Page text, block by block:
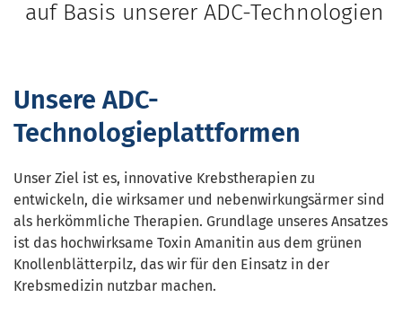
auf Basis unserer ADC-Technologien
Unsere ADC-
Technologieplattformen
Unser Ziel ist es, innovative Krebstherapien zu
entwickeln, die wirksamer und nebenwirkungsärmer sind
als herkömmliche Therapien. Grundlage unseres Ansatzes
ist das hochwirksame Toxin Amanitin aus dem grünen
Knollenblätterpilz, das wir für den Einsatz in der
Krebsmedizin nutzbar machen.